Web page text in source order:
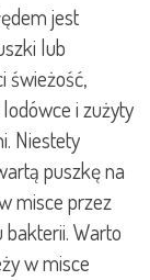
jest
lub
świeżość,
i zużyty
Niestety
puszkę na
misce przez
Warto
w misce